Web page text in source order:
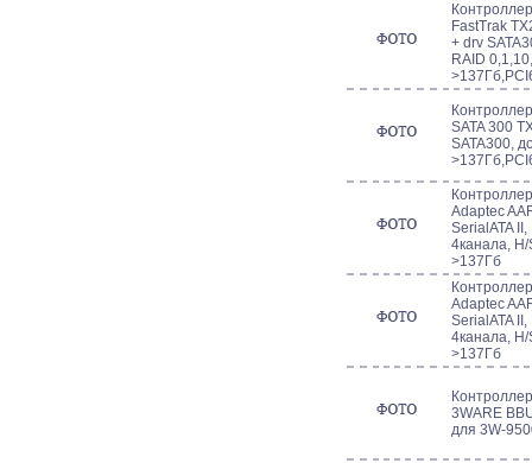
FastTrak
+ drv
RAID
SATA 300
SATA300,
Adaptec
SerialATA
4канала, H/
>137Гб
Adaptec
SerialATA
4канала, H/
>137Гб
3WARE
для 3W-